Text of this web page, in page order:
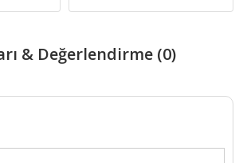
& Değerlendirme (0)